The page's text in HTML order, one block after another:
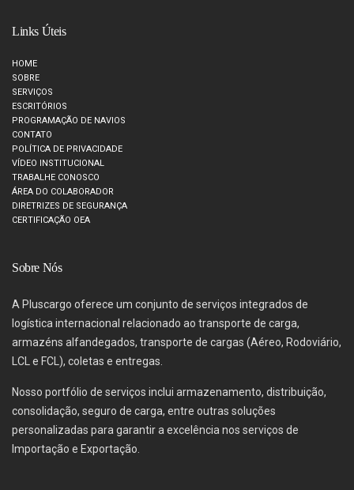
Links Úteis
HOME
SOBRE
SERVIÇOS
ESCRITÓRIOS
PROGRAMAÇÃO DE NAVIOS
CONTATO
POLÍTICA DE PRIVACIDADE
VÍDEO INSTITUCIONAL
TRABALHE CONOSCO
ÁREA DO COLABORADOR
DIRETRIZES DE SEGURANÇA
CERTIFICAÇÃO OEA
Sobre Nós
A Pluscargo oferece um conjunto de serviços integrados de
logística internacional relacionado ao transporte de carga,
armazéns alfandegados, transporte de cargas (Aéreo, Rodoviário,
LCL e FCL), coletas e entregas.
Nosso portfólio de serviços inclui armazenamento, distribuição,
consolidação, seguro de carga, entre outras soluções
personalizadas para garantir a excelência nos serviços de
Importação e Exportação.